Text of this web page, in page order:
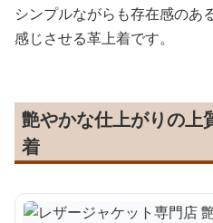
シンプルながらも存在感のあ
感じさせる革上着です。
艶やかな仕上がりの上
着